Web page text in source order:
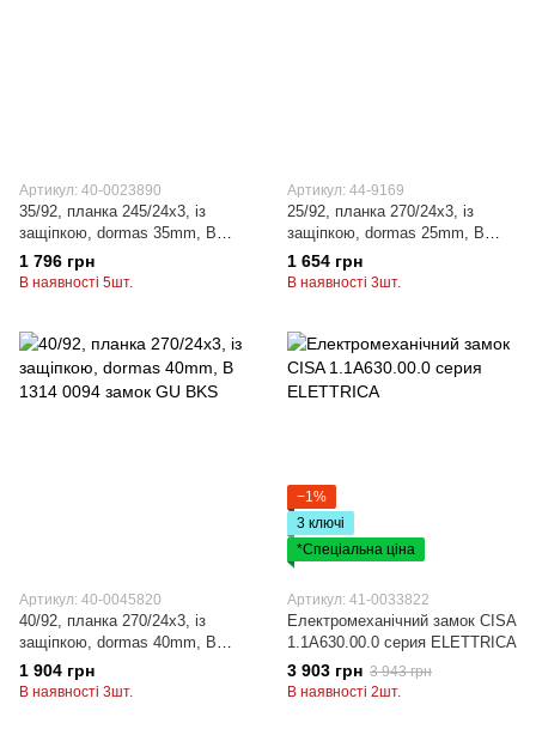
Артикул: 40-0023890
35/92, планка 245/24x3, із
защiпкою, dormas 35mm, B
1314 0013 замок GU BKS
1 796 грн
В наявності 5шт.
Артикул: 44-9169
25/92, планка 270/24x3, із
защiпкою, dormas 25mm, B
1314 0091 замок GU BKS
1 654 грн
В наявності 3шт.
Артикул: 40-0045820
40/92, планка 270/24x3, із
защiпкою, dormas 40mm, B
1314 0094 замок GU BKS
1 904 грн
В наявності 3шт.
−1%
3 ключі
*Спеціальна ціна
Артикул: 41-0033822
Електромеханічний замок CISA
1.1А630.00.0 серия ELETTRICA
3 903 грн 3 943 грн
В наявності 2шт.